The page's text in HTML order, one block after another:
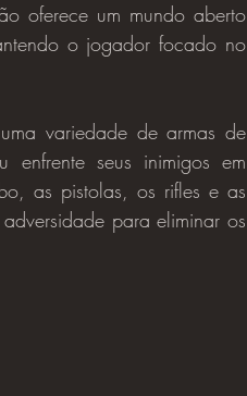
oferece um mundo aberto
o jogador focado no
seus inimigos em
as pistolas, os rifles e as
para eliminar os